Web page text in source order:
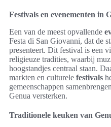
Festivals en evenementen in
Een van de meest opvallende
Festa di San Giovanni, dat de
presenteert. Dit festival is een
religieuze tradities, waarbij
hoogstandjes centraal staan.
markten en culturele festivals
gemeenschappen
Genua versterken.
Traditionele keuken van